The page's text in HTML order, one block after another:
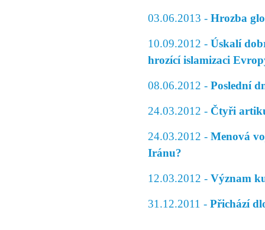
03.06.2013 - Hrozba
10.09.2012 - Úskalí
hrozící islamizaci
08.06.2012 - Poslední
24.03.2012 - Čtyři
24.03.2012 - Menová
Iránu?
12.03.2012 - Význam
31.12.2011 - Přichází